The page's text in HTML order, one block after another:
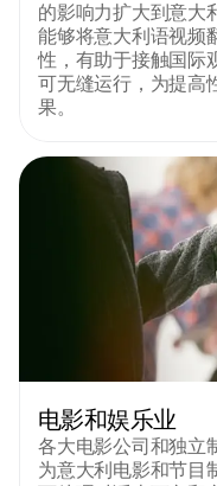
的影响力扩大到意大
能够将意大利语视频
性，有助于接触国际
可无缝运行，为提高
果。
电影和娱乐业
各大电影公司和独立
为意大利电影和节目